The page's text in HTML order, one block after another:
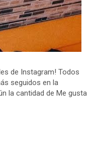
de Instagram! Todos
seguidos en la
la cantidad de Me gusta